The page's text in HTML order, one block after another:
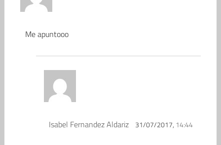
Me apuntooo
Isabel Fernandez Aldariz 31/07/2017, 14:44